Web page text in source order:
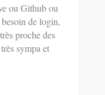
ou Github ou
de login,
proche des
sympa et